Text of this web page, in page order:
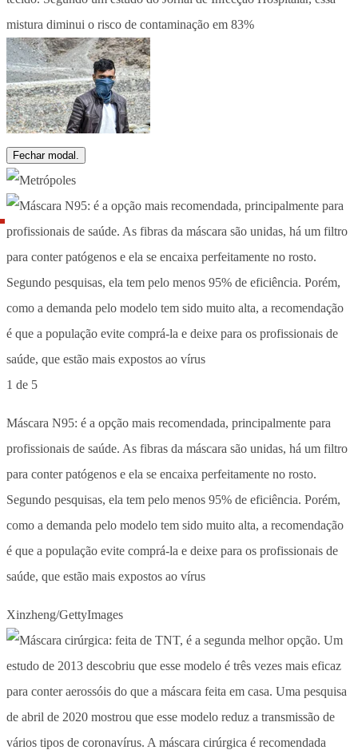
Fechar modal.
1 de 5
Máscara N95: é a opção mais recomendada, principalmente para
profissionais de saúde. As fibras da máscara são unidas, há um filtro
para conter patógenos e ela se encaixa perfeitamente no rosto.
Segundo pesquisas, ela tem pelo menos 95% de eficiência. Porém,
como a demanda pelo modelo tem sido muito alta, a recomendação
é que a população evite comprá-la e deixe para os profissionais de
saúde, que estão mais expostos ao vírus
Xinzheng/GettyImages